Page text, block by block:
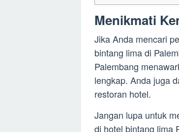
Menikmati
Jika Anda mencari
bintang lima di
Palembang
lengkap. Anda juga
restoran hotel.
Jangan lupa untuk
di hotel bintang lima